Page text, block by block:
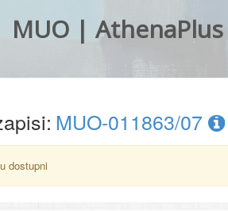
MUO | AthenaPlus
MUO-011863/07
dostupni